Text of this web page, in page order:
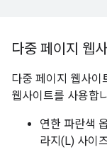
다중 페이지 웹
다중 페이지 웹사이
웹사이트를 사용합
연한 파란색
라지(L) 사이